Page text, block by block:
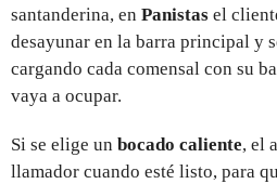
santanderina, en Panistas el
desayunar en la barra principal y
cargando cada comensal con su
vaya a ocupar.
Si se elige un bocado caliente, el
llamador cuando esté listo, para